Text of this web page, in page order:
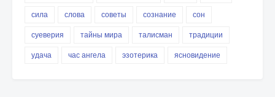
сила
слова советы сознание
сон
суеверия
тайны мира талисман
традиции
удача
час ангела эзотерика ясновидение